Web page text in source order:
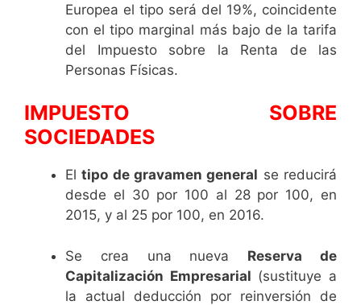
Europea el tipo será del 19%, coincidente
con el tipo marginal más bajo de la tarifa
del Impuesto sobre la Renta de las
Personas Físicas.
IMPUESTO SOBRE
SOCIEDADES
Eltipo de gravamen general se reducirá
desde el 30 por 100 al 28 por 100, en
2015, y al 25 por 100, en 2016.
Se crea una nueva Reserva de
Capitalización Empresarial (sustituye a
la actual deducción por reinversión de